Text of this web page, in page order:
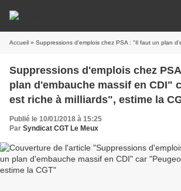
Accueil » Suppressions d'emplois chez PSA : "Il faut un plan d'embauche massif en CDI" car
Suppressions d'emplois chez
plan d'embauche massif en CDI"
est riche à milliards", estime la
Publié le 10/01/2018 à 15:25
Par Syndicat CGT Le Meux